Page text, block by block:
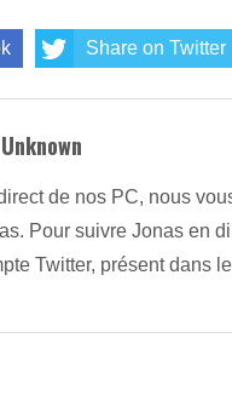
Share on Twitter
de nos PC, nous
Pour suivre Jonas en
Twitter, présent dans